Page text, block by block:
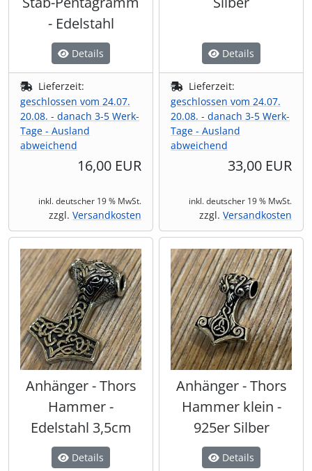
- Edelstahl
Details
Lieferzeit:
geschlossen vom 24.07.
20.08. - danach 3-5 Werk-
Tage - Ausland
abweichend
16,00 EUR
inkl. deutscher 19 % MwSt.
zzgl. Versandkosten
Details
Lieferzeit:
geschlossen vom 24.07.
20.08. - danach 3-5 Werk-
Tage - Ausland
abweichend
33,00 EUR
inkl. deutscher 19 % MwSt.
zzgl. Versandkosten
Anhänger - Thors
Hammer -
Edelstahl 3,5cm
Details
Anhänger - Thors
Hammer klein -
925er Silber
Details